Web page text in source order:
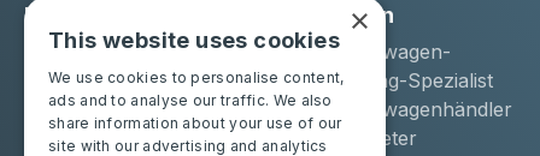
Lösungen
Moba Certify Pro
Geschäft
Industrien
Gebrauchtwagen-
Remarketing-Spezialist
Gebrauchtwagenhändler
Langzeitmieter
×
This website uses cookies
We use cookies to personalise content,
ads and to analyse our traffic. We also
share information about your use of our
site with our advertising and analytics